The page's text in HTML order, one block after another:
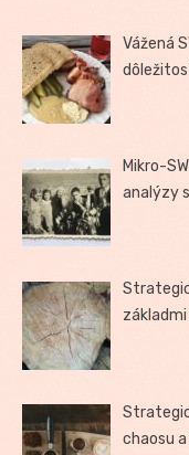
Vážená
Mikro-
analýzy
chaosu